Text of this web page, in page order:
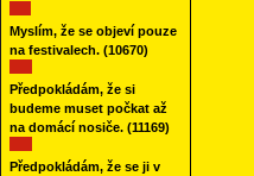
Myslím, že se objeví pouze
na festivalech. (10670)
Předpokládám, že si
budeme muset počkat až
na domácí nosiče. (11169)
Předpokládám, že se ji v